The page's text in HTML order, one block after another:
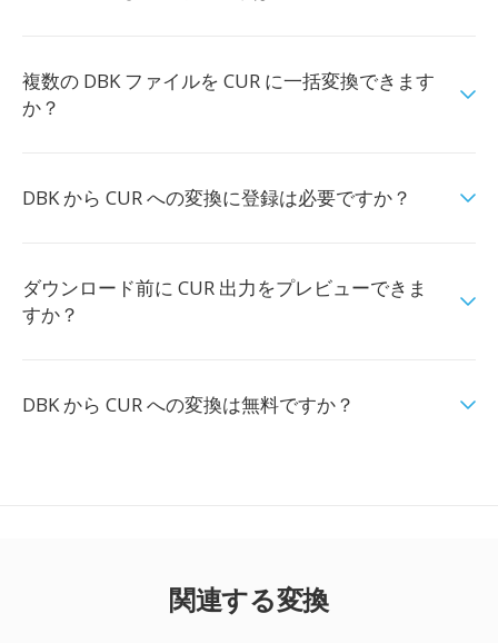
複数の DBK ファイルを CUR に一括変換できます
か？
DBK から CUR への変換に登録は必要ですか？
ダウンロード前に CUR 出力をプレビューできま
すか？
DBK から CUR への変換は無料ですか？
関連する変換